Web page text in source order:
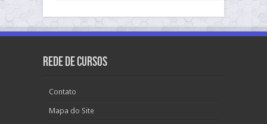
Rede de Cursos
Contato
Mapa do Site